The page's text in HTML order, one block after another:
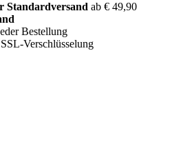
Standardversand ab € 49,90
Bestellung
Verschlüsselung